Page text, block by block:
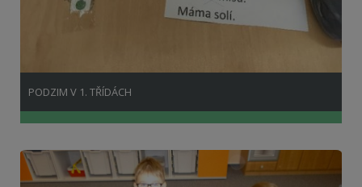
PODZIM V 1. TŘÍDÁCH